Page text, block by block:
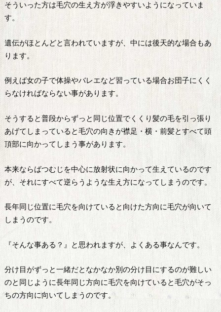
そういった方は毛穴の生え方が浮きやすいようになっていま
す。
遺伝がほとんどと言われていますが、中には後天的な場合もあ
ります。
例えば女の子で体操やバレエなど習っている場合お団子にくく
らなければならない事があります。
そうすると普段からずっと同じ位置でくくり髪の毛を引っ張り
あげてしまっていると毛穴の向きが襟足・横・前髪とすべて頭
頂部に向かってしまう事があります。
本来ならばつむじを中心に放射状に向かって生えているのです
が、それにすべて逆らうような生え方になってしまうのです。
長年同じ位置に毛穴を向けていると向けた方向に毛穴が向いて
しまうのです。
『そんな事ある？』と思われますが、よくある事なんです。
分け目がずっと一緒だとなかなか別の分け目にするのが難しい
のと同じように長年同じ方向に毛穴を向けていると毛穴がそっ
ちの方向に向いてしまうのです。